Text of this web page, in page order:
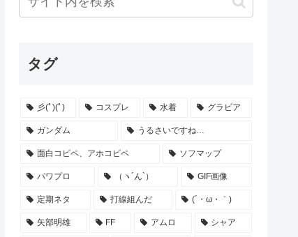
タグ
彡(ﾟ)(ﾟ) コスプレ 水着 グラビア
ガンダム うるさいですね…
面白コピペ、アホコピペ ソフマップ
パワプロ （ヽ´ん`） GIF画像
定期ネタ 打線組んだ (´・ω・｀)
矢部明雄 FF アムロ シャア